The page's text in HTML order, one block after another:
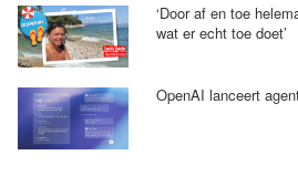
‘Door af en toe
wat er echt toe doet’
OpenAI lanceert